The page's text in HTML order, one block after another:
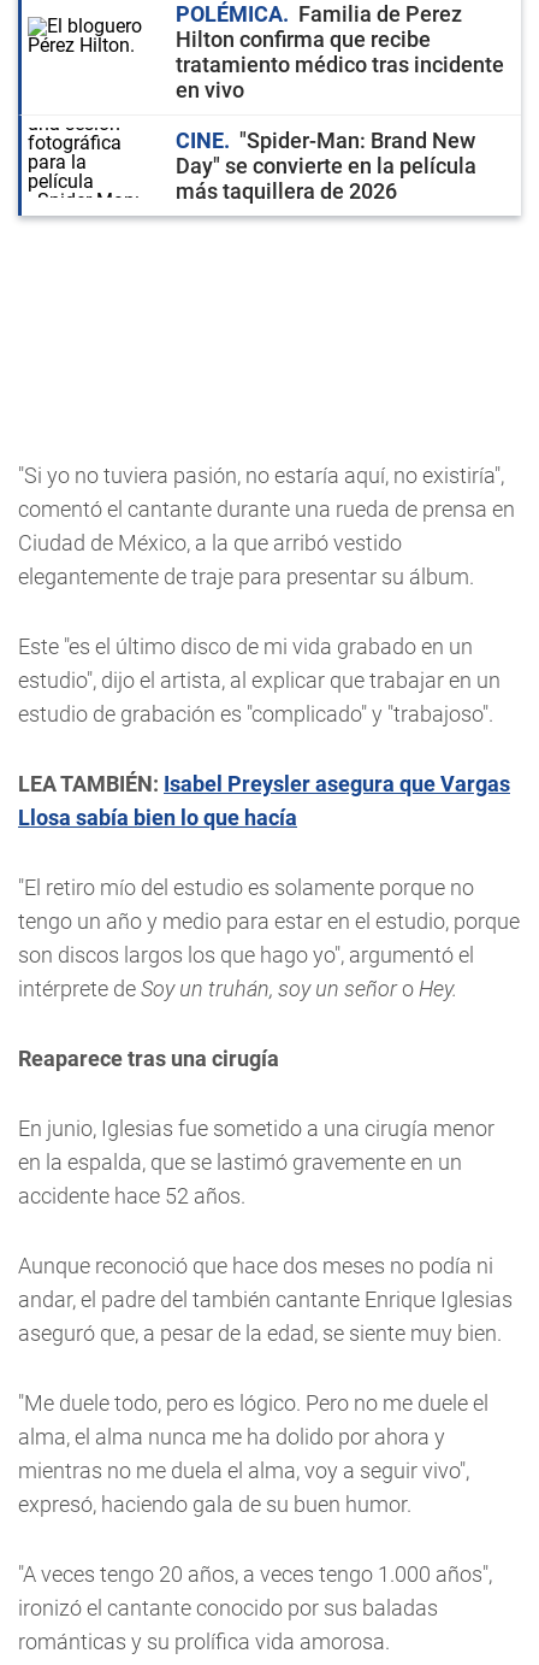
POLÉMICA
Familia de Perez
Hilton confirma que recibe
tratamiento médico tras incidente
en vivo
CINE
"Spider-Man: Brand New
Day" se convierte en la película
más taquillera de 2026
"Si yo no tuviera pasión, no estaría aquí, no existiría",
comentó el cantante durante una rueda de prensa en
Ciudad de México, a la que arribó vestido
elegantemente de traje para presentar su álbum.
Este "es el último disco de mi vida grabado en un
estudio", dijo el artista, al explicar que trabajar en un
estudio de grabación es "complicado" y "trabajoso".
LEA TAMBIÉN: Isabel Preysler asegura que Vargas
Llosa sabía bien lo que hacía
"El retiro mío del estudio es solamente porque no
tengo un año y medio para estar en el estudio, porque
son discos largos los que hago yo", argumentó el
intérprete deSoy un truhán, soy un señoro Hey.
Reaparece tras una cirugía
En junio, Iglesias fue sometido a una cirugía menor
en la espalda, que se lastimó gravemente en un
accidente hace 52 años.
Aunque reconoció que hace dos meses no podía ni
andar, el padre del también cantante Enrique Iglesias
aseguró que, a pesar de la edad, se siente muy bien.
"Me duele todo, pero es lógico. Pero no me duele el
alma, el alma nunca me ha dolido por ahora y
mientras no me duela el alma, voy a seguir vivo",
expresó, haciendo gala de su buen humor.
"A veces tengo 20 años, a veces tengo 1.000 años",
ironizó el cantante conocido por sus baladas
románticas y su prolífica vida amorosa.